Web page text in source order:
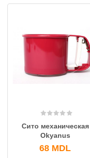
Сито механическая
Okyanus
68 MDL